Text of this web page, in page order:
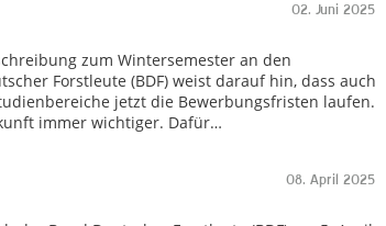
02. Juni 2025
zum Wintersemester an den
Forstleute (BDF) weist darauf hin, dass auch
jetzt die Bewerbungsfristen laufen.
immer wichtiger. Dafür…
08. April 2025